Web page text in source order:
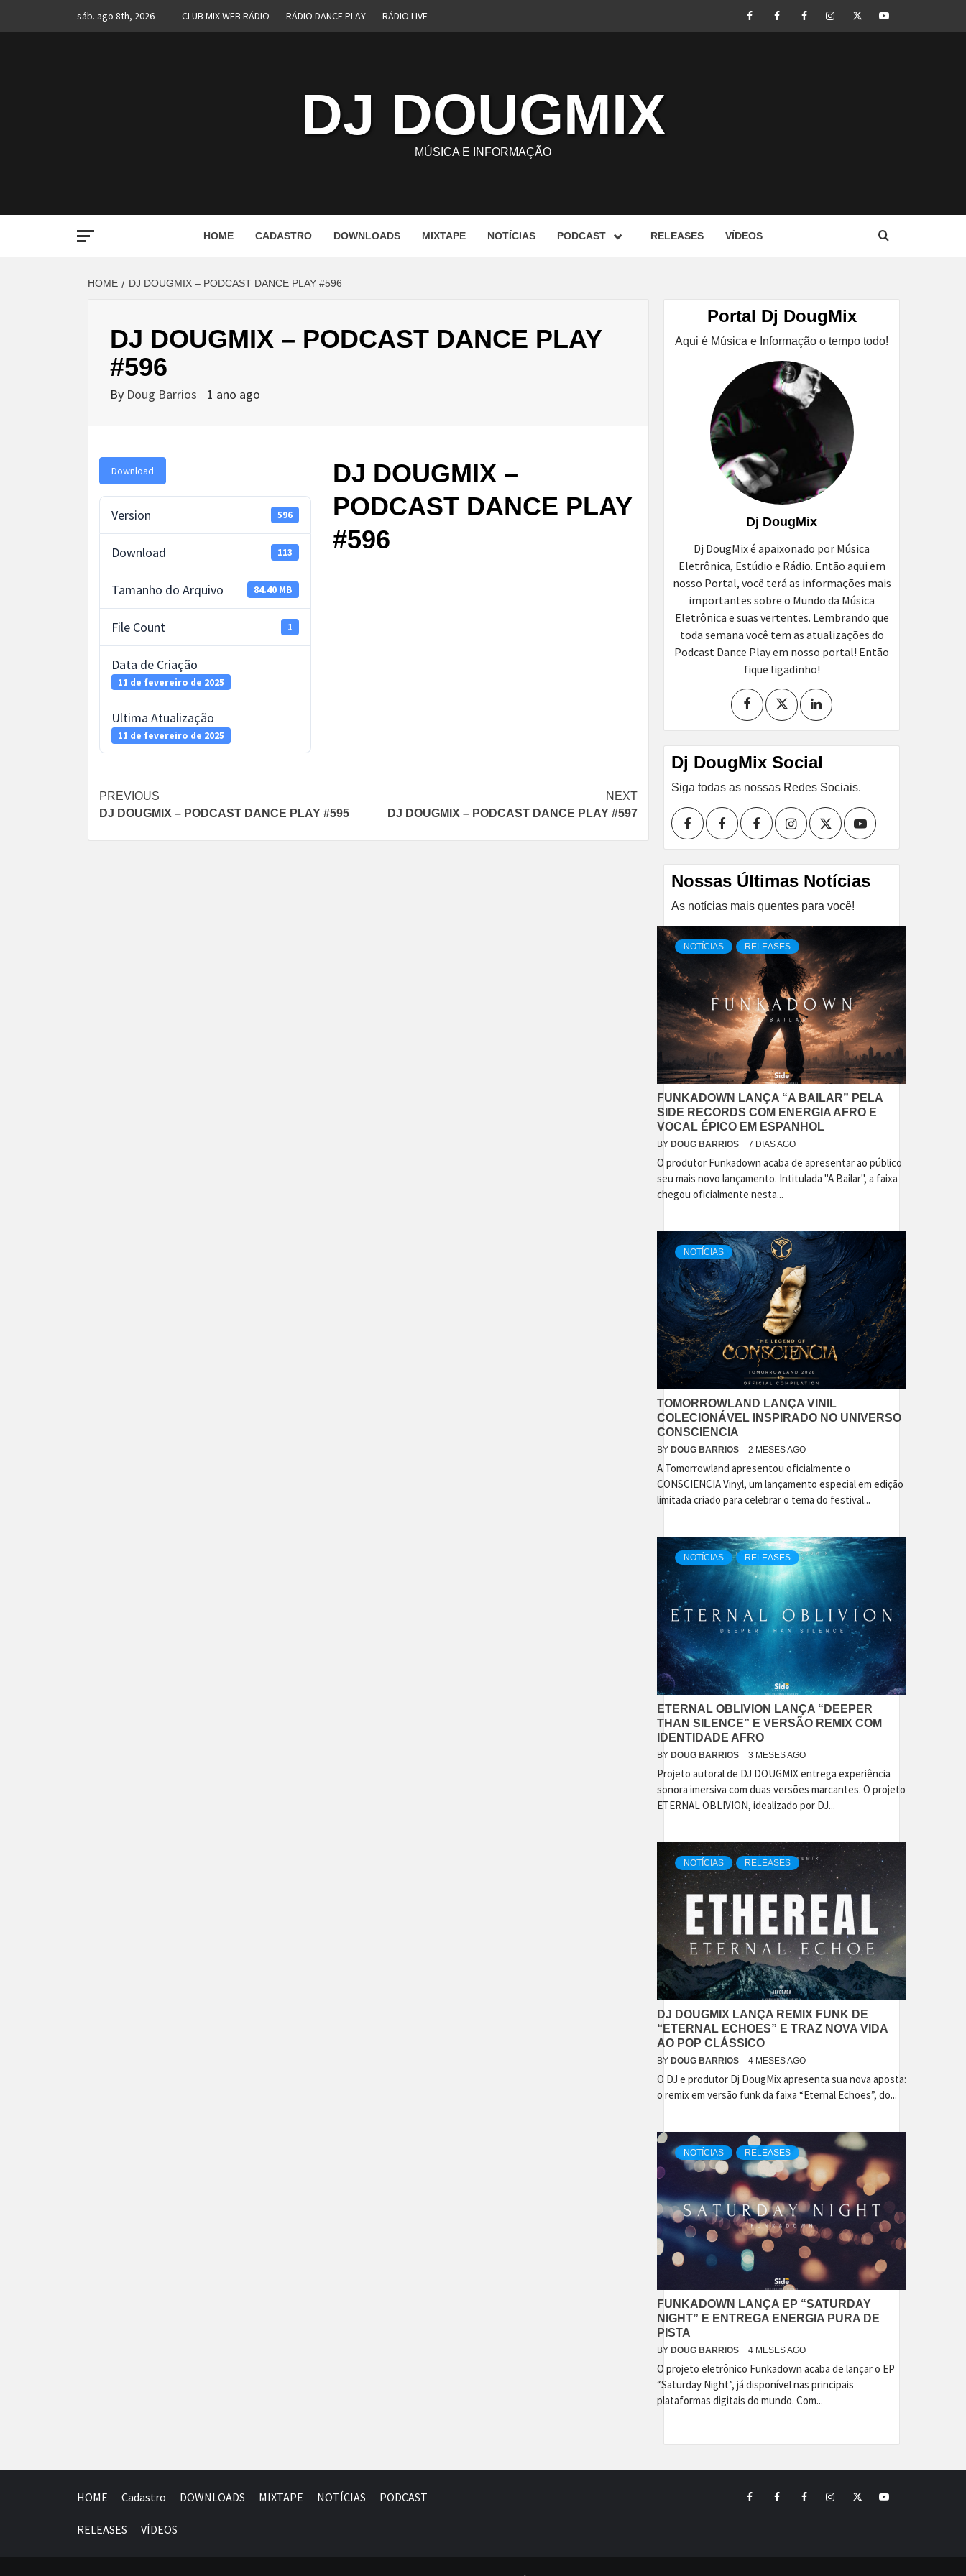
sáb. ago 8th, 2026 CLUB MIX WEB RÁDIO RÁDIO DANCE PLAY RÁDIO LIVE FacebookPerfil PerfilInstagramTwitterYoutube
DJ DOUGMIX
MÚSICA E INFORMAÇÃO
HOME CADASTRO DOWNLOADS MIXTAPE NOTÍCIAS PODCAST RELEASES VÍDEOS
HOME DJ DOUGMIX – PODCAST DANCE PLAY #596
DJ DOUGMIX – PODCAST DANCE PLAY
#596
By Doug Barrios 1 ano ago
Download
Version 596
Download 113
Tamanho do Arquivo 84.40 MB
File Count 1
Data de Criação
11 de fevereiro de 2025
Ultima Atualização
11 de fevereiro de 2025
DJ DOUGMIX –
PODCAST DANCE PLAY
#596
Post
navigation
PREVIOUS
DJ DOUGMIX – PODCAST DANCE PLAY #595
NEXT
DJ DOUGMIX – PODCAST DANCE PLAY #597
Portal Dj DougMix
Aqui é Música e Informação o tempo todo!
Dj DougMix
Dj DougMix é apaixonado por Música
Eletrônica, Estúdio e Rádio. Então aqui em
nosso Portal, você terá as informações mais
importantes sobre o Mundo da Música
Eletrônica e suas vertentes. Lembrando que
toda semana você tem as atualizações do
Podcast Dance Play em nosso portal! Então
fique ligadinho!
Dj DougMix Social
Siga todas as nossas Redes Sociais.
FacebookPerfil
I
Perfil
II
InstagramTwitterYoutube
Nossas Últimas Notícias
As notícias mais quentes para você!
NOTÍCIAS RELEASES
FUNKADOWN LANÇA “A BAILAR” PELA
SIDE RECORDS COM ENERGIA AFRO E
VOCAL ÉPICO EM ESPANHOL
BY DOUG BARRIOS 7 DIAS AGO
O produtor Funkadown acaba de apresentar ao público
seu mais novo lançamento. Intitulada "A Bailar", a faixa
chegou oficialmente nesta...
NOTÍCIAS
TOMORROWLAND LANÇA VINIL
COLECIONÁVEL INSPIRADO NO UNIVERSO
CONSCIENCIA
BY DOUG BARRIOS 2 MESES AGO
A Tomorrowland apresentou oficialmente o
CONSCIENCIA Vinyl, um lançamento especial em edição
limitada criado para celebrar o tema do festival...
NOTÍCIAS RELEASES
ETERNAL OBLIVION LANÇA “DEEPER
THAN SILENCE” E VERSÃO REMIX COM
IDENTIDADE AFRO
BY DOUG BARRIOS 3 MESES AGO
Projeto autoral de DJ DOUGMIX entrega experiência
sonora imersiva com duas versões marcantes. O projeto
ETERNAL OBLIVION, idealizado por DJ...
NOTÍCIAS RELEASES
DJ DOUGMIX LANÇA REMIX FUNK DE
“ETERNAL ECHOES” E TRAZ NOVA VIDA
AO POP CLÁSSICO
BY DOUG BARRIOS 4 MESES AGO
O DJ e produtor Dj DougMix apresenta sua nova aposta:
o remix em versão funk da faixa “Eternal Echoes”, do...
NOTÍCIAS RELEASES
FUNKADOWN LANÇA EP “SATURDAY
NIGHT” E ENTREGA ENERGIA PURA DE
PISTA
BY DOUG BARRIOS 4 MESES AGO
O projeto eletrônico Funkadown acaba de lançar o EP
“Saturday Night”, já disponível nas principais
plataformas digitais do mundo. Com...
HOME Cadastro DOWNLOADS MIXTAPE NOTÍCIAS PODCAST
RELEASES VÍDEOS
FacebookPerfil PerfilInstagramTwitterYoutube